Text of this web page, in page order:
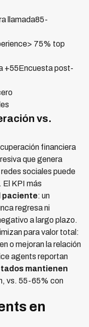
llamada85-
75% top
+55Encuesta post-
vs.
financiera
que genera
sociales puede
El KPI más
paciente: un
regresa ni
a largo plazo.
para valor total:
o mejoran la relación
agents reportan
mantienen
vs. 55-65% con
en